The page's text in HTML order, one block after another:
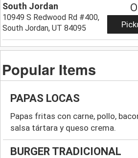
South Jordan
10949 S Redwood Rd #400,
South Jordan, UT 84095
Popular Items
PAPAS LOCAS
Papas fritas con carne, pollo,
salsa tártara y queso crema.
BURGER TRADICIONAL